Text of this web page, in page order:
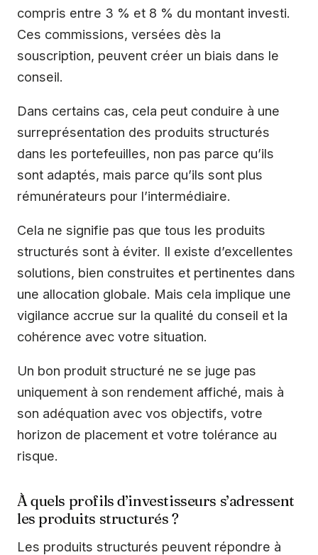
compris entre 3 % et 8 % du montant investi.
Ces commissions, versées dès la
souscription, peuvent créer un biais dans le
conseil.
Dans certains cas, cela peut conduire à une
surreprésentation des produits structurés
dans les portefeuilles, non pas parce qu’ils
sont adaptés, mais parce qu’ils sont plus
rémunérateurs pour l’intermédiaire.
Cela ne signifie pas que tous les produits
structurés sont à éviter. Il existe d’excellentes
solutions, bien construites et pertinentes dans
une allocation globale. Mais cela implique une
vigilance accrue sur la qualité du conseil et la
cohérence avec votre situation.
Un bon produit structuré ne se juge pas
uniquement à son rendement affiché, mais à
son adéquation avec vos objectifs, votre
horizon de placement et votre tolérance au
risque.
À quels profils d’investisseurs s’adressent
les produits structurés ?
Les produits structurés peuvent répondre à